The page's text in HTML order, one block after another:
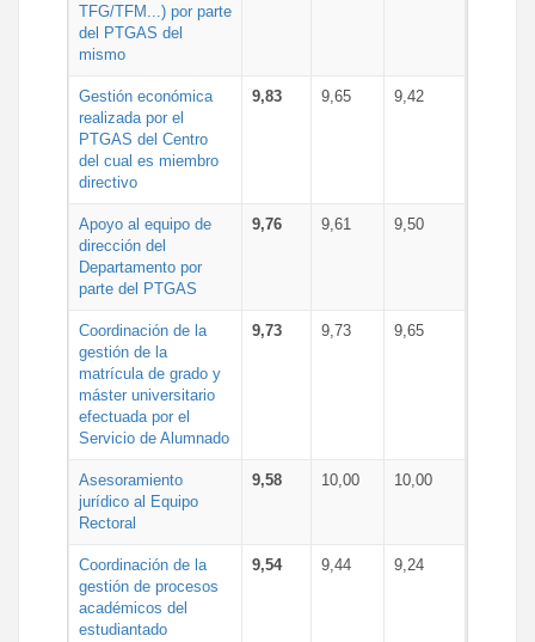
TFG/TFM...) por parte
del PTGAS del
mismo
Gestión económica
realizada por el
PTGAS del Centro
del cual es miembro
directivo
9,83 9,65 9,42
Apoyo al equipo de
dirección del
Departamento por
parte del PTGAS
9,76 9,61 9,50
Coordinación de la
gestión de la
matrícula de grado y
máster universitario
efectuada por el
Servicio de Alumnado
9,73 9,73 9,65
Asesoramiento
jurídico al Equipo
Rectoral
9,58 10,00 10,00
Coordinación de la
gestión de procesos
académicos del
estudiantado
9,54 9,44 9,24